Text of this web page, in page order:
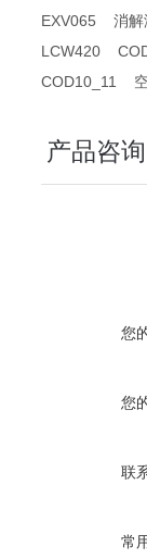
EXV065 消
LCW420
COD10_11 空
产品咨询
您
您
联
常